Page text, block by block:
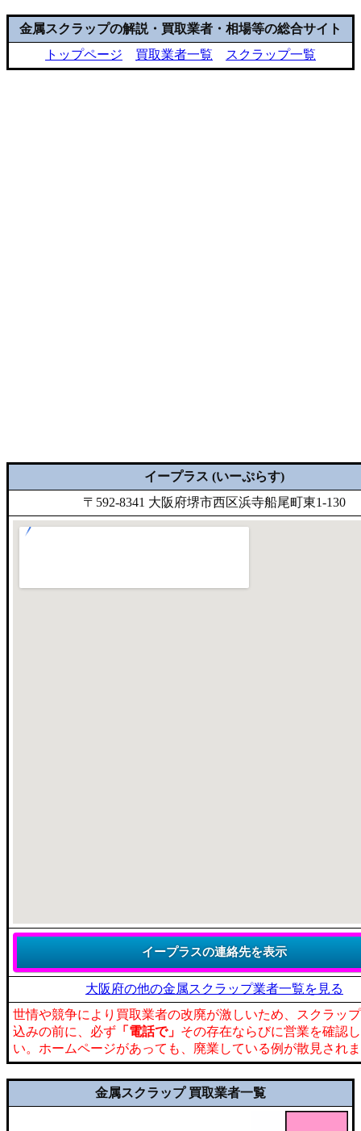
金属スクラップの解説・買取業者・相場等の総合サイト
トップページ
買取業者一覧 スクラップ一覧
イープラス (いーぷらす)
〒592-8341 大阪府堺市西区浜寺船尾町東1-130
大阪府の他の金属スクラップ業者一覧を見る
世情や競争により買取業者の改廃が激しいため、スクラッ
込みの前に、必ず 「電話で」 その存在ならびに営業を確認
い。ホームページがあっても、廃業している例が散見され
金属スクラップ 買取業者一覧